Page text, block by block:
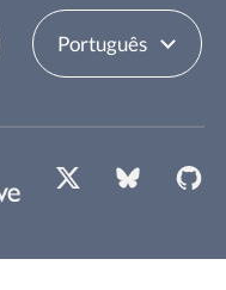
Português